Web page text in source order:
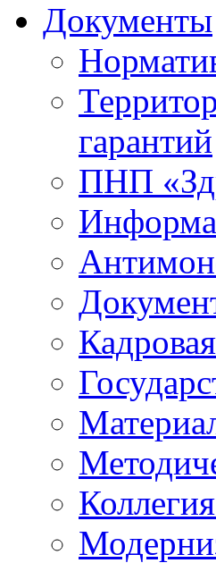
Документы
гарантий
ПНП